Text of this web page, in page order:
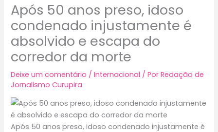
Após 50 anos preso, idoso
condenado injustamente é
absolvido e escapa do
corredor da morte
Deixe um comentário /Internacional / PorRedação de
Jornalismo Curupira
Após 50 anos preso, idoso condenado injustamente é